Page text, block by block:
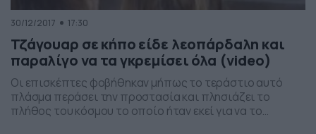
30/12/2017 17:30
Τζάγουαρ σε κήπο είδε λεοπάρδαλη και
παραλίγο να τα γκρεμίσει όλα (video)
Οι επισκέπτες φοβήθηκαν μήπως το τεράστιο αυτό
πλάσμα περάσει την προστασία και πλησιάζει το
πλήθος του κόσμου το οποίο ήταν εκεί για να το